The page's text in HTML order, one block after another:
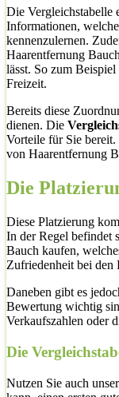
Die Vergleichstabelle
Informationen,
kennenzulernen.
Haarentfernung
lässt. So zum
Freizeit.
Bereits diese
dienen. Die
Vorteile für Sie
von Haarentfernung
Die
Diese Platzierung
In der Regel befindet
Bauch kaufen,
Zufriedenheit bei den
Daneben gibt es
Bewertung wichtig
Verkaufszahlen oder
Die
Nutzen Sie auch